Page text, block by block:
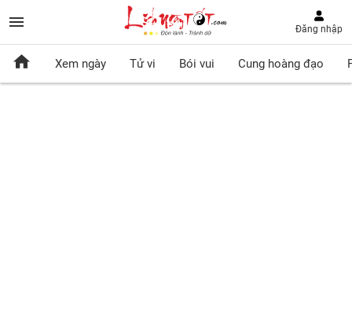
Đăng nhập
Xem ngày Tử vi Bói vui Cung hoàng đạo